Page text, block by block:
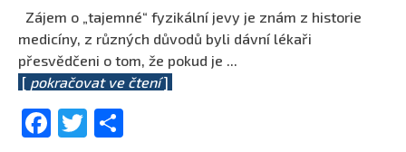
Zájem o „tajemné“ fyzikální jevy je znám z historie
medicíny, z různých důvodů byli dávní lékaři
přesvědčeni o tom, že pokud je ...
[ pokračovat ve čtení]
Facebook
Twitter